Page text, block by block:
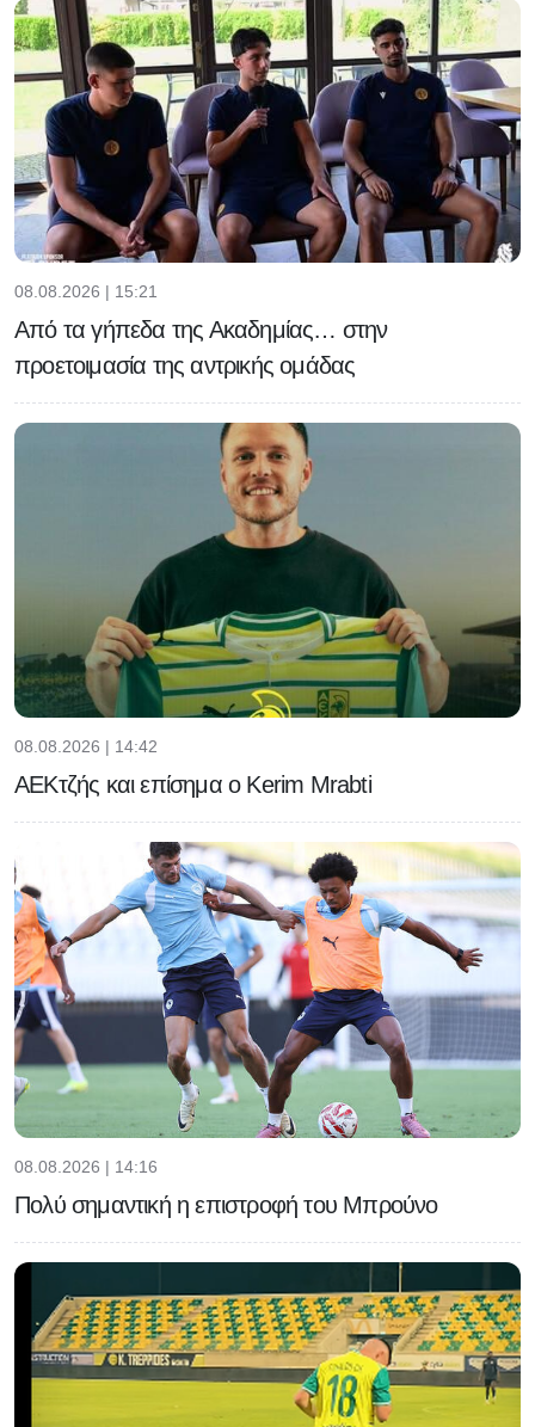
08.08.2026 | 15:21
Από τα γήπεδα της Ακαδημίας… στην
προετοιμασία της αντρικής ομάδας
08.08.2026 | 14:42
ΑΕΚτζής και επίσημα ο Kerim Mrabti
08.08.2026 | 14:16
Πολύ σημαντική η επιστροφή του Μπρούνο